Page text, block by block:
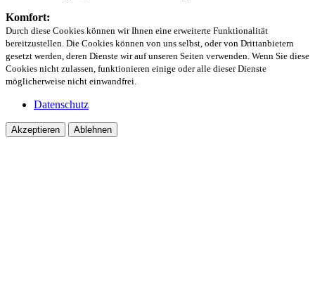
Komfort:
Durch diese Cookies können wir Ihnen eine erweiterte Funktionalität
bereitzustellen. Die Cookies können von uns selbst, oder von Drittanbietern
gesetzt werden, deren Dienste wir auf unseren Seiten verwenden. Wenn Sie diese
Cookies nicht zulassen, funktionieren einige oder alle dieser Dienste
möglicherweise nicht einwandfrei.
Datenschutz
Akzeptieren Ablehnen